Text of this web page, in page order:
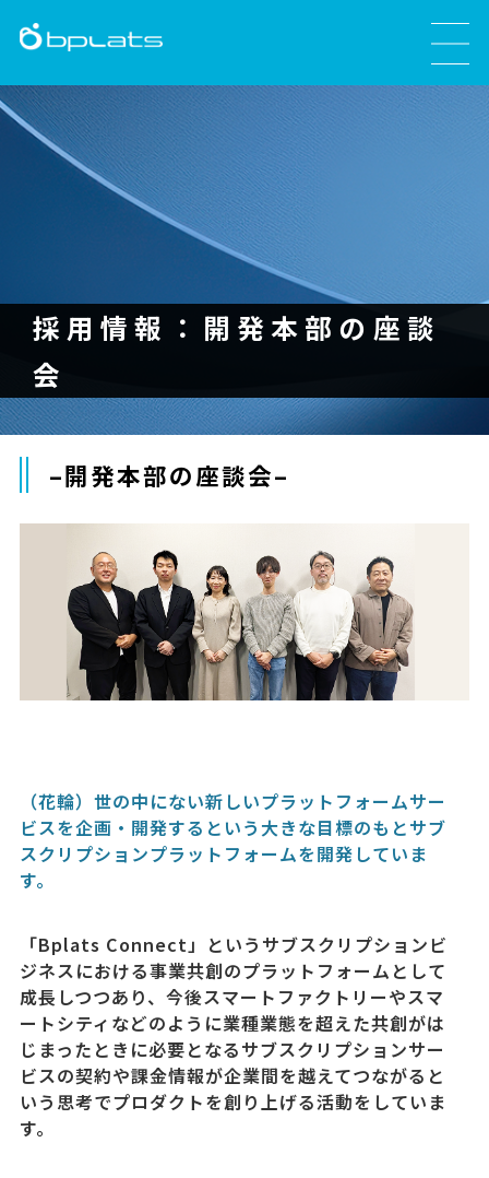
採用情報：開発本部の座談
会
–開発本部の座談会–
（花輪）世の中にない新しいプラットフォームサー
ビスを企画・開発するという大きな目標のもとサブ
スクリプションプラットフォームを開発していま
す。
「Bplats Connect」というサブスクリプションビ
ジネスにおける事業共創のプラットフォームとして
成長しつつあり、今後スマートファクトリーやスマ
ートシティなどのように業種業態を超えた共創がは
じまったときに必要となるサブスクリプションサー
ビスの契約や課金情報が企業間を越えてつながると
いう思考でプロダクトを創り上げる活動をしていま
す。